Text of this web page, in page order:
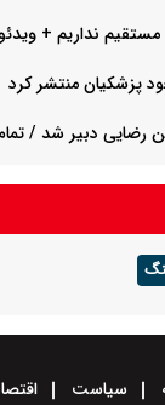
مستقیم نداریم + ویدئو
پزشکیان منتشر کرد
رضایی دبیر شد /
مراسم تعزیه
سیاست